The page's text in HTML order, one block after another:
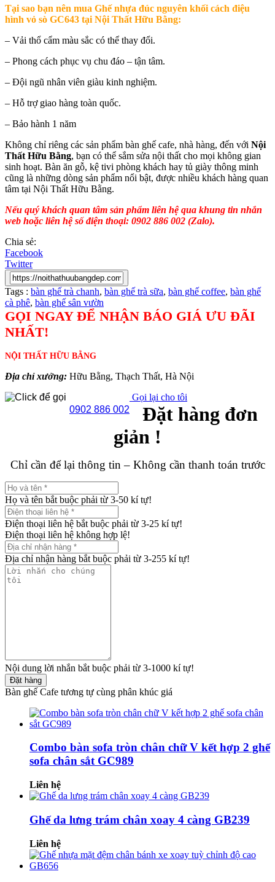
Tại sao bạn nên mua Ghế nhựa đúc nguyên khối cách điệu
hình vỏ sò GC643 tại Nội Thất Hữu Bằng:
– Vải thổ cẩm màu sắc có thể thay đổi.
– Phong cách phục vụ chu đáo – tận tâm.
– Đội ngũ nhân viên giàu kinh nghiệm.
– Hỗ trợ giao hàng toàn quốc.
– Bảo hành 1 năm
Không chỉ riêng các sản phẩm bàn ghế cafe, nhà hàng, đến với Nội
Thất Hữu Bằng, bạn có thể sắm sửa nội thất cho mọi không gian
sinh hoạt. Bàn ăn gỗ, kệ tivi phòng khách hay tủ giày thông minh
cũng là những dòng sản phẩm nổi bật, được nhiều khách hàng quan
tâm tại Nội Thất Hữu Bằng.
Nếu quý khách quan tâm sản phẩm liên hệ qua khung tin nhắn
web hoặc liên hệ số điện thoại: 0902 886 002 (Zalo).
Chia sẻ:
Facebook
Twitter
Tags : bàn ghế trà chanh, bàn ghế trà sữa, bàn ghế coffee, bàn ghế
cà phê, bàn ghế sân vườn
GỌI NGAY ĐỂ NHẬN BÁO GIÁ ƯU ĐÃI
NHẤT!
NỘI THẤT HỮU BẰNG
Địa chỉ xưởng: Hữu Bằng, Thạch Thất, Hà Nội
0902 886 002
Gọi lại cho tôi
Đặt hàng đơn
giản !
Chỉ cần để lại thông tin – Không cần thanh toán trước
Họ và tên bắt buộc phải từ 3-50 kí tự!
Điện thoại liên hệ bắt buộc phải từ 3-25 kí tự!
Điện thoại liên hệ không hợp lệ!
Địa chỉ nhận hàng bắt buộc phải từ 3-255 kí tự!
Nội dung lời nhắn bắt buộc phải từ 3-1000 kí tự!
Đặt hàng
Bàn ghế Cafe tương tự cùng phân khúc giá
Combo bàn sofa tròn chân chữ V kết hợp 2 ghế
sofa chân sắt GC989
Liên hệ
Ghế da lưng trám chân xoay 4 càng GB239
Liên hệ